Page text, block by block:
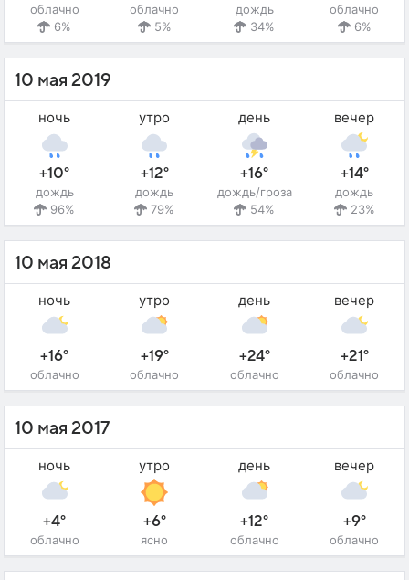
облачно
6%
облачно
5%
дождь
34%
облачно
6%
10 мая 2019
ночь
+10°
дождь
96%
утро
+12°
дождь
79%
день
+16°
дождь/гроза
54%
вечер
+14°
дождь
23%
10 мая 2018
ночь
+16°
облачно
утро
+19°
облачно
день
+24°
облачно
вечер
+21°
облачно
10 мая 2017
ночь
+4°
облачно
утро
+6°
ясно
день
+12°
облачно
вечер
+9°
облачно